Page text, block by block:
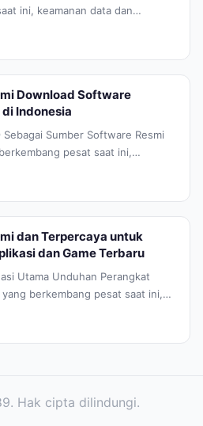
ini, keamanan data dan
Download Software
Indonesia
Sumber Software Resmi
pesat saat ini,
dan Terpercaya untuk
dan Game Terbaru
Utama Unduhan Perangkat
berkembang pesat saat ini,
Hak cipta dilindungi.